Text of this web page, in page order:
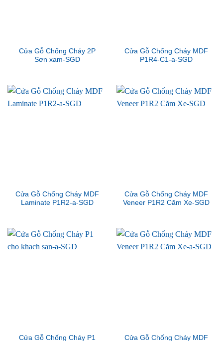
Cửa Gỗ Chống Cháy 2P
Sơn xam-SGD
Cửa Gỗ Chống Cháy MDF
P1R4-C1-a-SGD
Cửa Gỗ Chống Cháy MDF
Laminate P1R2-a-SGD
Cửa Gỗ Chống Cháy MDF
Veneer P1R2 Căm Xe-SGD
Cửa Gỗ Chống Cháy P1 Cửa Gỗ Chống Cháy MDF